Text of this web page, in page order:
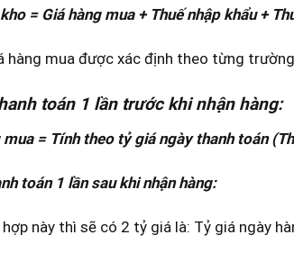
= Giá hàng mua + Thuế nhập khẩu +
hàng mua được xác định theo từng
toán 1 lần trước khi nhận hàng:
mua = Tính theo tỷ giá ngày thanh toán
toán 1 lần sau khi nhận hàng:
này thì sẽ có 2 tỷ giá là: Tỷ giá ngày